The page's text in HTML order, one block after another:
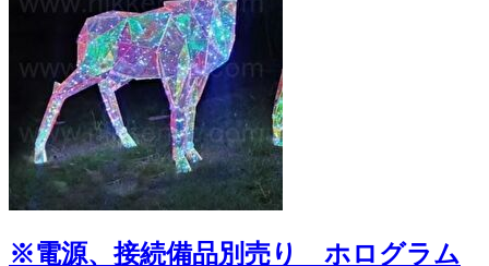
※電源、接続備品別売り ホログラム